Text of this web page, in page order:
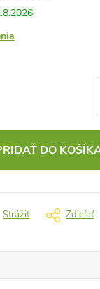
DO
Strážiť Zdieľať